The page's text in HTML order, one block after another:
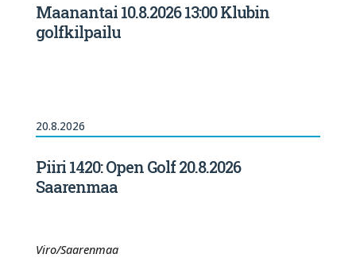
Maanantai 10.8.2026 13:00 Klubin
golfkilpailu
20.8.2026
Piiri 1420: Open Golf 20.8.2026
Saarenmaa
Viro/Saarenmaa